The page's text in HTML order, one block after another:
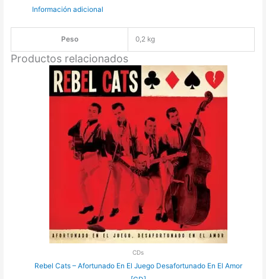
Impermanence
Información adicional
Peso 0,2 kg
Productos relacionados
CDs
Rebel Cats – Afortunado En El Juego Desafortunado En El Amor